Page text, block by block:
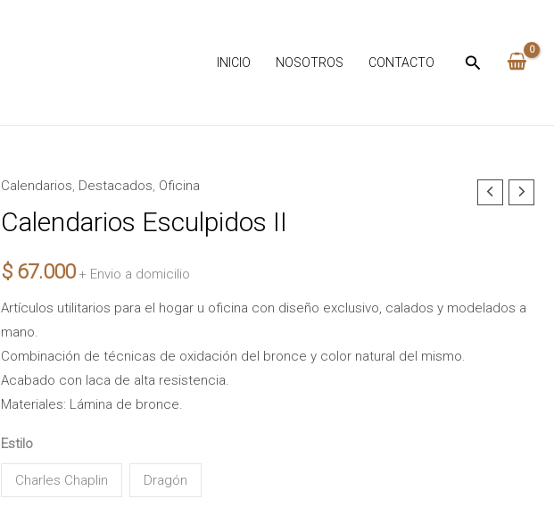
INICIO NOSOTROS CONTACTO
Calendarios, Destacados, Oficina
Calendarios Esculpidos II
$ 67.000 + Envio a domicilio
Artículos utilitarios para el hogar u oficina con diseño exclusivo, calados y modelados a
mano.
Combinación de técnicas de oxidación del bronce y color natural del mismo.
Acabado con laca de alta resistencia.
Materiales: Lámina de bronce.
Estilo
Charles Chaplin Dragón
Calendarios
Esculpidos
cantidad